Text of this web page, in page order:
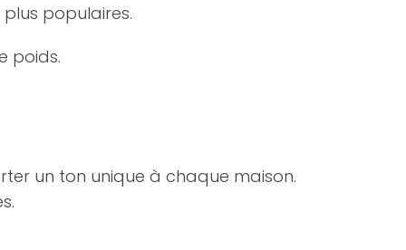
populaires.
poids.
un ton unique à chaque maison.